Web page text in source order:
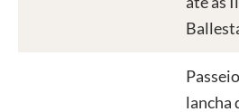
lancha